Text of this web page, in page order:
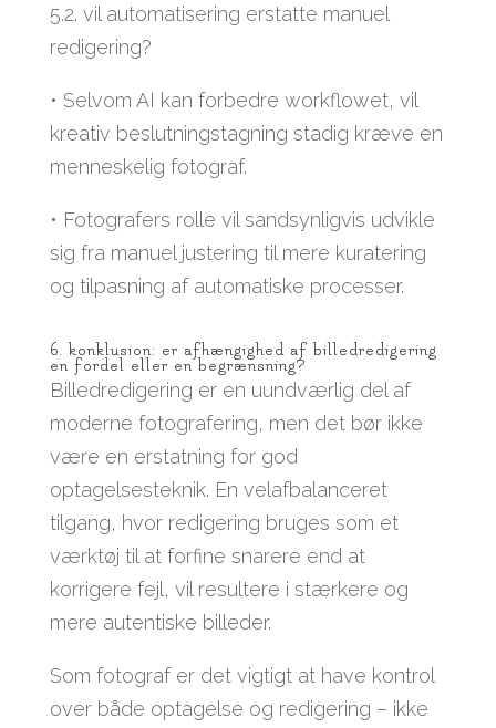
5.2. vil automatisering erstatte manuel
redigering?
• Selvom AI kan forbedre workflowet, vil
kreativ beslutningstagning stadig kræve en
menneskelig fotograf.
• Fotografers rolle vil sandsynligvis udvikle
sig fra manuel justering til mere kuratering
og tilpasning af automatiske processer.
6. konklusion: er afhængighed af billedredigering
en fordel eller en begrænsning?
Billedredigering er en uundværlig del af
moderne fotografering, men det bør ikke
være en erstatning for god
optagelsesteknik. En velafbalanceret
tilgang, hvor redigering bruges som et
værktøj til at forfine snarere end at
korrigere fejl, vil resultere i stærkere og
mere autentiske billeder.
Som fotograf er det vigtigt at have kontrol
over både optagelse og redigering – ikke